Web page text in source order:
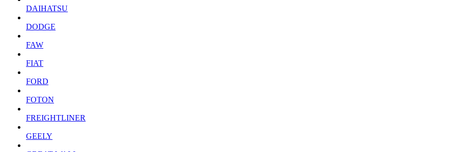
DAIHATSU
DODGE
FAW
FIAT
FORD
FOTON
FREIGHTLINER
GEELY